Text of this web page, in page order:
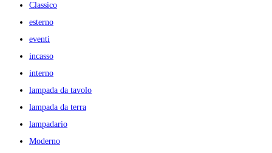
Classico
esterno
eventi
incasso
interno
lampada da tavolo
lampada da terra
lampadario
Moderno